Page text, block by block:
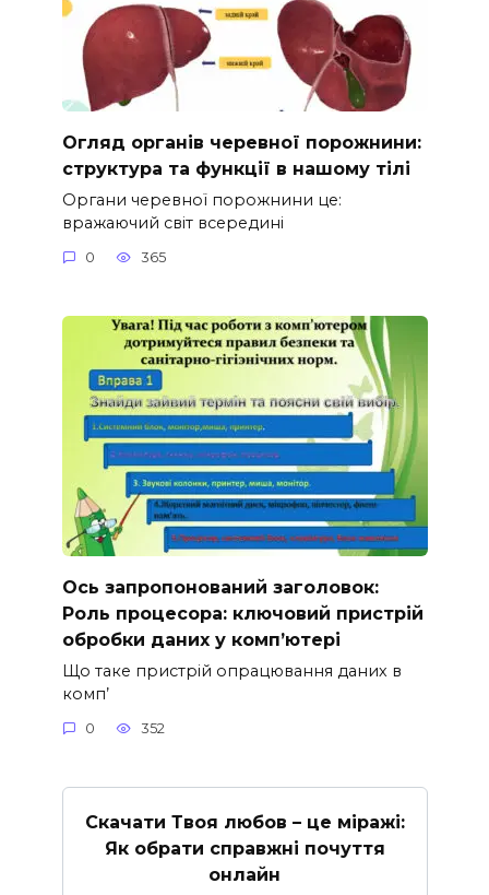
Огляд органів черевної порожнини:
структура та функції в нашому тілі
Органи черевної порожнини це:
вражаючий світ всередині
0 365
Ось запропонований заголовок:
Роль процесора: ключовий пристрій
обробки даних у комп’ютері
Що таке пристрій опрацювання даних в
комп’
0 352
Скачати Твоя любов – це міражі:
Як обрати справжні почуття
онлайн